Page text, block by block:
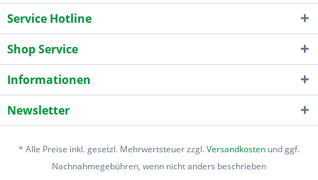
Service Hotline
Shop Service
Informationen
Newsletter
* Alle Preise inkl. gesetzl. Mehrwertsteuer zzgl.Versandkosten und ggf.
Nachnahmegebühren, wenn nicht anders beschrieben